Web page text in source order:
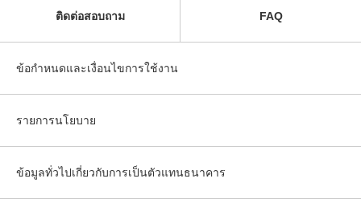
ติดต่อสอบถาม FAQ
ข้อกำหนดและเงื่อนไขการใช้งาน
รายการนโยบาย
ข้อมูลทั่วไปเกี่ยวกับการเป็นตัวแทนธนาคาร